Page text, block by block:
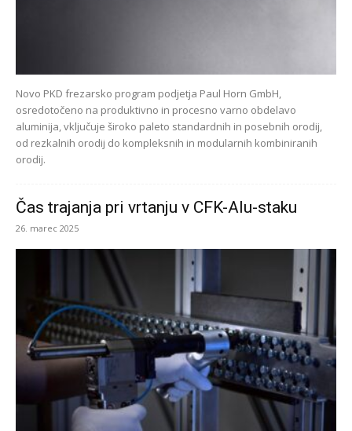
Novo PKD frezarsko program podjetja Paul Horn GmbH,
osredotočeno na produktivno in procesno varno obdelavo
aluminija, vključuje široko paleto standardnih in posebnih orodij,
od rezkalnih orodij do kompleksnih in modularnih kombiniranih
orodij.
Čas trajanja pri vrtanju v CFK-Alu-staku
26. marec 2025